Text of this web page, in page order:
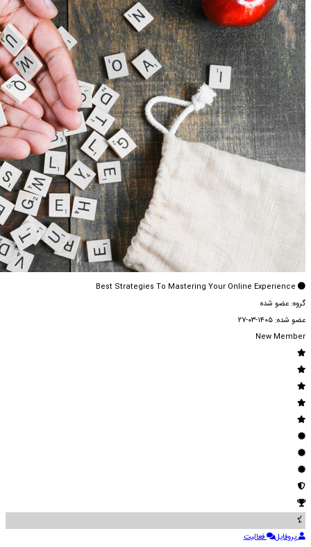
گروه: عضو شده
عضو شده: ۱۴۰۵-۰۳-۲۷
New Member
پروفایل فعالیت